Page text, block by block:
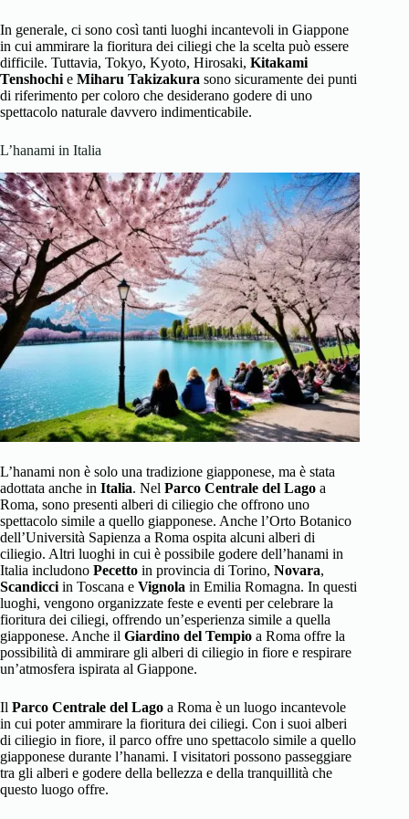
In generale, ci sono così tanti luoghi incantevoli in Giappone
in cui ammirare la fioritura dei ciliegi che la scelta può essere
difficile. Tuttavia, Tokyo, Kyoto, Hirosaki, Kitakami
Tenshochi e Miharu Takizakura sono sicuramente dei punti
di riferimento per coloro che desiderano godere di uno
spettacolo naturale davvero indimenticabile.
L’hanami in Italia
L’hanami non è solo una tradizione giapponese, ma è stata
adottata anche in Italia. Nel Parco Centrale del Lago a
Roma, sono presenti alberi di ciliegio che offrono uno
spettacolo simile a quello giapponese. Anche l’Orto Botanico
dell’Università Sapienza a Roma ospita alcuni alberi di
ciliegio. Altri luoghi in cui è possibile godere dell’hanami in
Italia includono Pecetto in provincia di Torino, Novara,
Scandicci in Toscana e Vignola in Emilia Romagna. In questi
luoghi, vengono organizzate feste e eventi per celebrare la
fioritura dei ciliegi, offrendo un’esperienza simile a quella
giapponese. Anche il Giardino del Tempio a Roma offre la
possibilità di ammirare gli alberi di ciliegio in fiore e respirare
un’atmosfera ispirata al Giappone.
Il Parco Centrale del Lago a Roma è un luogo incantevole
in cui poter ammirare la fioritura dei ciliegi. Con i suoi alberi
di ciliegio in fiore, il parco offre uno spettacolo simile a quello
giapponese durante l’hanami. I visitatori possono passeggiare
tra gli alberi e godere della bellezza e della tranquillità che
questo luogo offre.